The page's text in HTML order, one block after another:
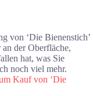
von ‘Die Bienenstich’
der Oberfläche,
hat, was Sie
noch viel mehr.
Kauf von ‘Die